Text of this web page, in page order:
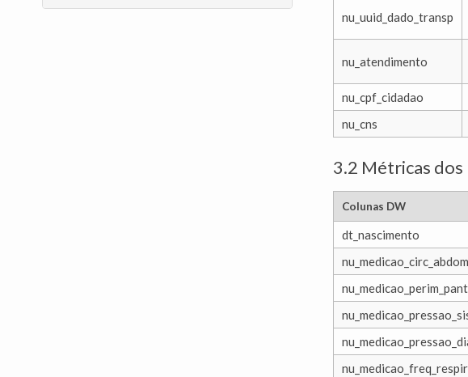
nu_uuid_dado_transp
nu_atendimento
nu_cpf_cidadao
nu_cns
3.2 Métricas dos
Colunas DW
dt_nascimento